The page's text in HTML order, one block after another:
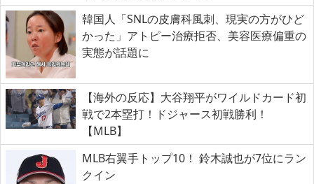
韓国人「SNLの皮膚科風刺、現実の方がひど
かった」アトピー治療拒否、美容医療偏重の
実態が話題に
【海外の反応】大谷翔平がワイルドカード初
戦で2本塁打！ドジャース初戦勝利！
【MLB】
MLB右翼手トップ10！ 鈴木誠也が7位にラン
クイン